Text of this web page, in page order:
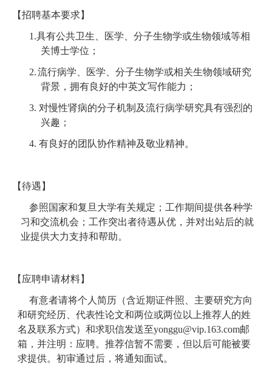
【招聘基本要求】
1.具有公共卫生、医学、分子生物学或生物领域等相
关博士学位；
2. 流行病学、医学、分子生物学或相关生物领域研究
背景，拥有良好的中英文写作能力；
3.对慢性肾病的分子机制及流行病学研究具有强烈的
兴趣；
4.有良好的团队协作精神及敬业精神。
【待遇】
参照国家和复旦大学有关规定；工作期间提供各种学
习和交流机会；工作突出者待遇从优，并对出站后的就
业提供大力支持和帮助。
【应聘申请材料】
有意者请将个人简历（含近期证件照、主要研究方向
和研究经历、代表性论文和两位或两位以上推荐人的姓
名及联系方式）和求职信发送至yonggu@vip.163.com邮
箱，并注明：应聘。推荐信暂不需要，但以后可能被要
求提供。初审通过后，将通知面试。